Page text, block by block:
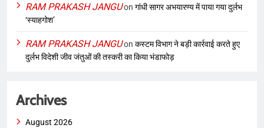
RAM PRAKASH JANGUon गांधी सागर अभयारण्य में पाया गया दुर्लभ
‘स्याहगोश’
RAM PRAKASH JANGUon कस्टम विभाग ने बड़ी कार्रवाई करते हुए
दुर्लभ विदेशी जीव जंतुओं की तस्करी का किया भंडाफोड़
Archives
August 2026